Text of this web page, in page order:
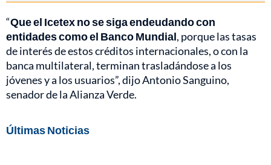
“Que el Icetex no se siga endeudando con
entidades como el Banco Mundial, porque las tasas
de interés de estos créditos internacionales, o con la
banca multilateral, terminan trasladándose a los
jóvenes y a los usuarios”, dijo Antonio Sanguino,
senador de la Alianza Verde.
Últimas Noticias